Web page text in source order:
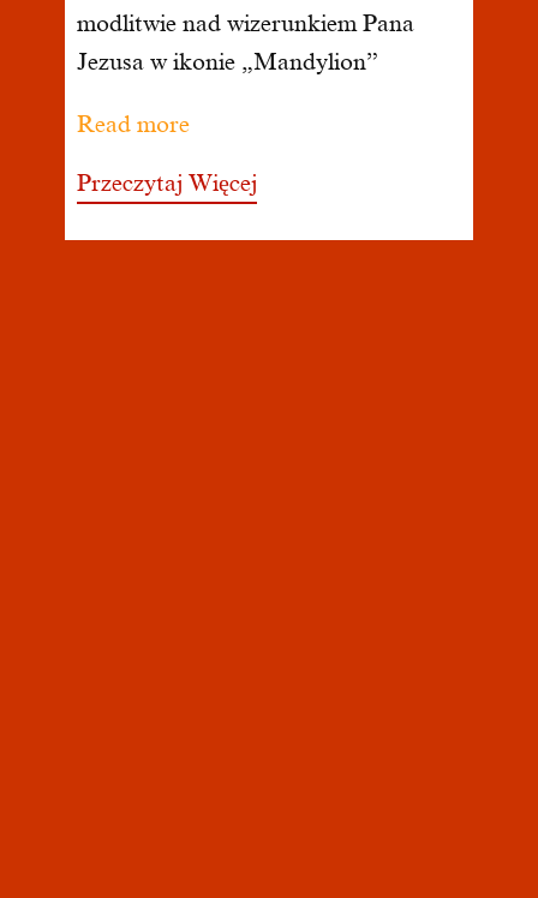
modlitwie nad wizerunkiem Pana
Jezusa w ikonie „Mandylion”
Read more
Przeczytaj Więcej